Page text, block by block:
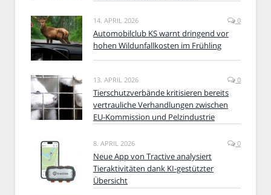
14. APRIL 2026 0
Automobilclub KS warnt dringend vor
hohen Wildunfallkosten im Frühling
13. APRIL 2026 0
Tierschutzverbände kritisieren bereits
vertrauliche Verhandlungen zwischen
EU-Kommission und Pelzindustrie
8. APRIL 2026 0
Neue App von Tractive analysiert
Tieraktivitäten dank KI-gestützter
Übersicht